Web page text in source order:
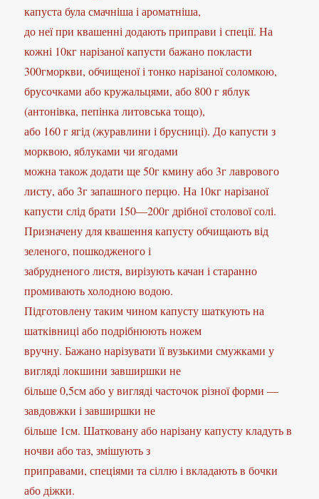
капуста була смачніша і ароматніша,
до неї при квашенні додають приправи і спеції. На
кожні 10кг нарізаної капусти бажано покласти
300гморкви, обчищеної і тонко нарізаної соломкою,
брусочками або кружальцями, або 800 г яблук
(антонівка, пепінка литовська тощо),
або 160 г ягід (журавлини і брусниці). До капусти з
морквою, яблуками чи ягодами
можна також додати ще 50г кмину або 3г лаврового
листу, або 3г запашного перцю. На 10кг нарізаної
капусти слід брати 150—200г дрібної столової солі.
Призначену для квашення капусту обчищають від
зеленого, пошкодженого і
забрудненого листя, вирізують качан і старанно
промивають холодною водою.
Підготовлену таким чином капусту шаткують на
шатківниці або подрібнюють ножем
вручну. Бажано нарізувати її вузькими смужками у
вигляді локшини завширшки не
більше 0,5см або у вигляді часточок різної форми —
завдовжки і завширшки не
більше 1см. Шатковану або нарізану капусту кладуть в
ночви або таз, змішують з
приправами, спеціями та сіллю і вкладають в бочки
або діжки.